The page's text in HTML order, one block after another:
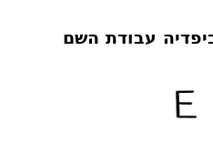
עבודת השם